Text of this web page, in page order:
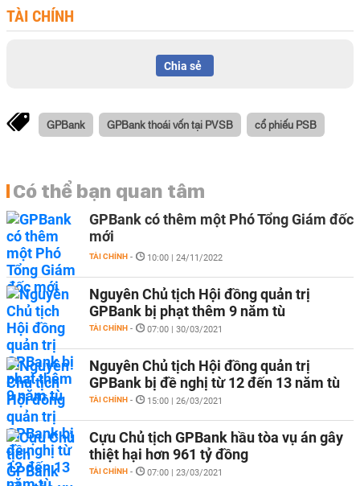
TÀI CHÍNH
Chia sẻ
GPBank GPBank thoái vốn tại PVSB cổ phiếu PSB
Có thể bạn quan tâm
GPBank có thêm một Phó Tổng Giám đốc
mới
TÀI CHÍNH - 10:00 | 24/11/2022
Nguyên Chủ tịch Hội đồng quản trị
GPBank bị phạt thêm 9 năm tù
TÀI CHÍNH - 07:00 | 30/03/2021
Nguyên Chủ tịch Hội đồng quản trị
GPBank bị đề nghị từ 12 đến 13 năm tù
TÀI CHÍNH - 15:00 | 26/03/2021
Cựu Chủ tịch GPBank hầu tòa vụ án gây
thiệt hại hơn 961 tỷ đồng
TÀI CHÍNH - 07:00 | 23/03/2021